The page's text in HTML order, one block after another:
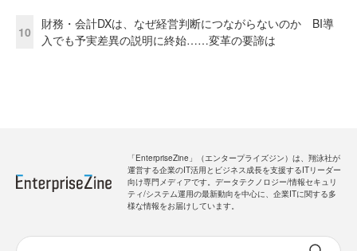
10
財務・会計DXは、なぜ経営判断につながらないのか BI導
入でも予実差異の説明に終始……変革の要諦は
「EnterpriseZine」（エンタープライズジン）は、翔泳社が
運営する企業のIT活用とビジネス成長を支援するITリーダー
向け専門メディアです。データテクノロジー/情報セキュリ
ティ/システム運用の最新動向を中心に、企業ITに関する多
様な情報をお届けしています。